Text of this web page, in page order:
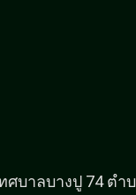
ศบาลบางปู 74 ตำ